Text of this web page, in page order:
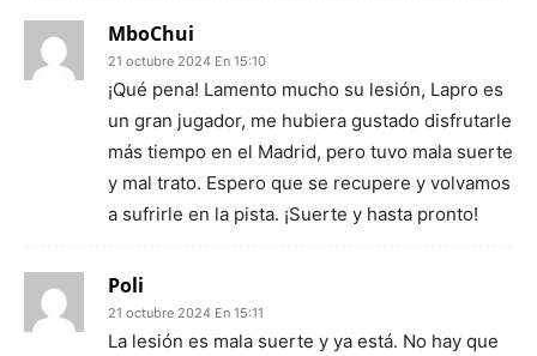
MboChui
21 octubre 2024 En 15:10
¡Qué pena! Lamento mucho su lesión, Lapro es
un gran jugador, me hubiera gustado disfrutarle
más tiempo en el Madrid, pero tuvo mala suerte
y mal trato. Espero que se recupere y volvamos
a sufrirle en la pista. ¡Suerte y hasta pronto!
Poli
21 octubre 2024 En 15:11
La lesión es mala suerte y ya está. No hay que